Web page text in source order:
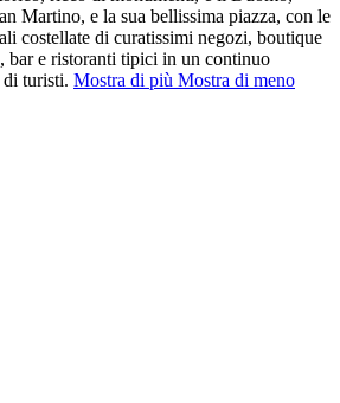
Martino, e la sua bellissima piazza, con le
costellate di curatissimi negozi, boutique
bar e ristoranti tipici in un continuo
turisti. Mostra di più Mostra di meno